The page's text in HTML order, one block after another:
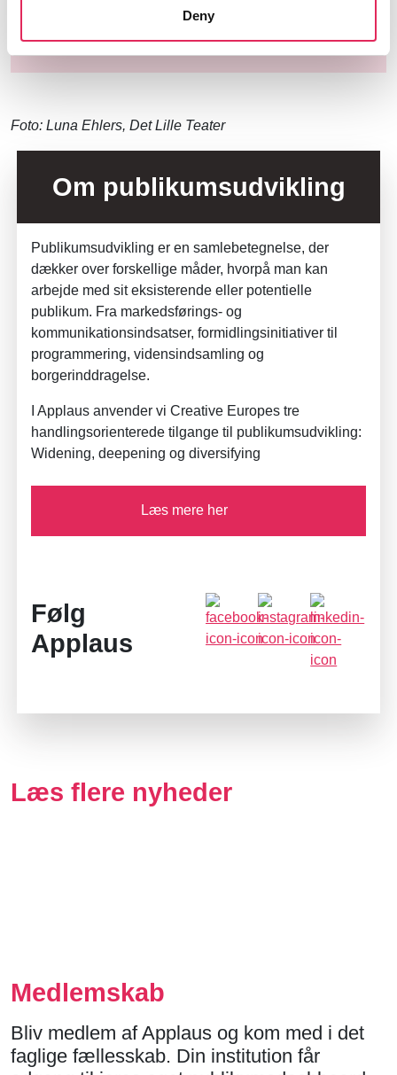
Deny
Foto: Luna Ehlers, Det Lille Teater
Om publikumsudvikling
Publikumsudvikling er en samlebetegnelse, der
dækker over forskellige måder, hvorpå man kan
arbejde med sit eksisterende eller potentielle
publikum. Fra markedsførings- og
kommunikationsindsatser, formidlingsinitiativer til
programmering, vidensindsamling og
borgerinddragelse.
I Applaus anvender vi Creative Europes tre
handlingsorienterede tilgange til publikumsudvikling:
Widening, deepening og diversifying
Læs mere her
Følg
Applaus
Læs flere nyheder
Medlemskab
Bliv medlem af Applaus og kom med i det
faglige fællesskab. Din institution får